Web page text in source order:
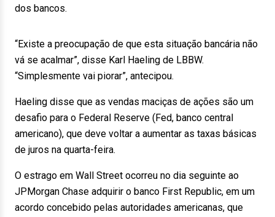
dos bancos.
“Existe a preocupação de que esta situação bancária não
vá se acalmar”, disse Karl Haeling de LBBW.
“Simplesmente vai piorar”, antecipou.
Haeling disse que as vendas maciças de ações são um
desafio para o Federal Reserve (Fed, banco central
americano), que deve voltar a aumentar as taxas básicas
de juros na quarta-feira.
O estrago em Wall Street ocorreu no dia seguinte ao
JPMorgan Chase adquirir o banco First Republic, em um
acordo concebido pelas autoridades americanas, que